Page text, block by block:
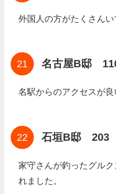
外国人の方がたくさんい
名古屋B邸
名駅からのアクセスが良
石垣B邸 203
家守さんが釣ったグル
れました。